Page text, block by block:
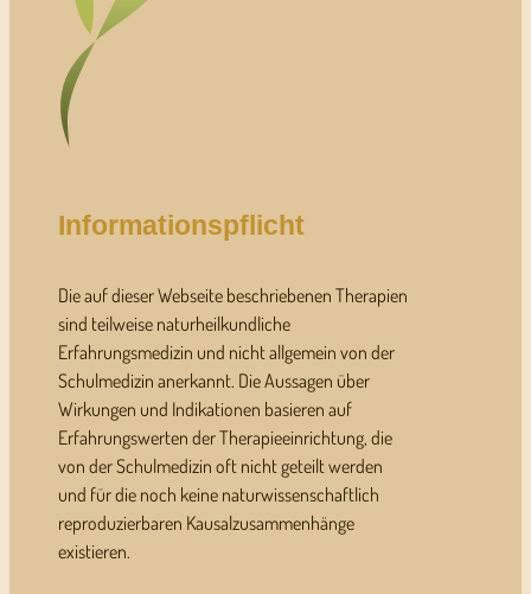
Informationspflicht
Die auf dieser Webseite beschriebenen Therapien
sind teilweise naturheilkundliche
Erfahrungsmedizin und nicht allgemein von der
Schulmedizin anerkannt. Die Aussagen über
Wirkungen und Indikationen basieren auf
Erfahrungswerten der Therapieeinrichtung, die
von der Schulmedizin oft nicht geteilt werden
und für die noch keine naturwissenschaftlich
reproduzierbaren Kausalzusammenhänge
existieren.